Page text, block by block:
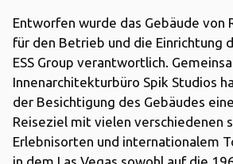
Entworfen wurde das Gebäude von
für den Betrieb und die Einrichtung
ESS Group verantwortlich.
Innenarchitekturbüro Spik Studios
der Besichtigung des Gebäudes
Reiseziel mit vielen verschiedenen
Erlebnisorten und internationalem